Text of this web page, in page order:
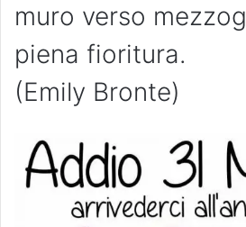
muro verso
piena fioritura.
(Emily Bronte)